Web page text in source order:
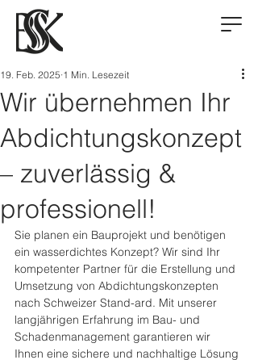
Wir übernehmen Ihr
Abdichtungskonzept
– zuverlässig &
professionell!
19. Feb. 2025 1 Min. Lesezeit
Sie planen ein Bauprojekt und benötigen
ein wasserdichtes Konzept? Wir sind Ihr
kompetenter Partner für die Erstellung und
Umsetzung von Abdichtungskonzepten
nach Schweizer Stand-ard. Mit unserer
langjährigen Erfahrung im Bau- und
Schadenmanagement garantieren wir
Ihnen eine sichere und nachhaltige Lösung